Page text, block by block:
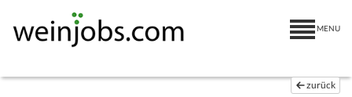
MENU
zurück